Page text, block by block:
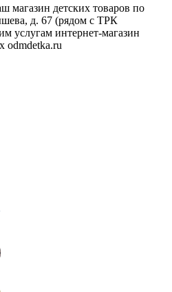
магазин детских товаров по
д. 67 (рядом с ТРК
услугам интернет-магазин
odmdetka.ru